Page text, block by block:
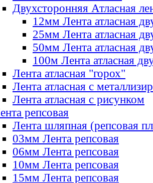
Двухсторонняя Атласная
12мм Лента атласная
25мм Лента атласная
50мм Лента атласная
100м Лента атласная
Лента атласная "горох"
Лента атласная с
Лента атласная с рисунком
репсовая
Лента шляпная (репсовая
03мм Лента репсовая
06мм Лента репсовая
10мм Лента репсовая
15мм Лента репсовая